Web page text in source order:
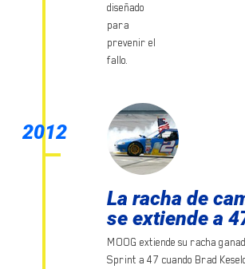
diseñado
para
prevenir el
fallo.
2012
La racha de
se extiende a
MOOG extiende su racha
Sprint a 47 cuando Brad